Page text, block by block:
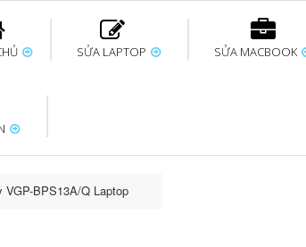
SỬA LAPTOP
Thay màn hình Thay Pin
SỬA MACBOOK
pin Macbook Thay màn hình
Surface Sửa Surface không
VGP-BPS13A/Q Laptop